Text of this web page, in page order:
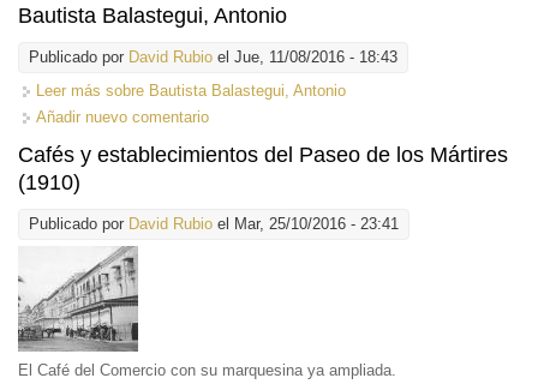
Bautista Balastegui, Antonio
Publicado por David Rubio el Jue, 11/08/2016 - 18:43
Leer más sobre Bautista Balastegui, Antonio
Añadir nuevo comentario
Cafés y establecimientos del Paseo de los Mártires
(1910)
Publicado por David Rubio el Mar, 25/10/2016 - 23:41
El Café del Comercio con su marquesina ya ampliada.